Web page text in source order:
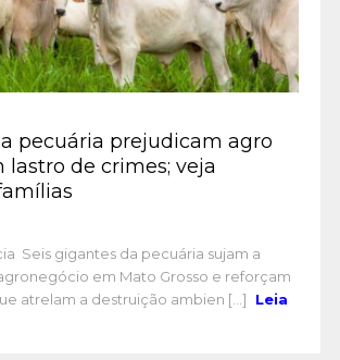
pecuária prejudicam agro
lastro de crimes; veja
Seis gigantes da pecuária sujam a
em Mato Grosso e reforçam
atrelam a destruição ambien [...]
Leia